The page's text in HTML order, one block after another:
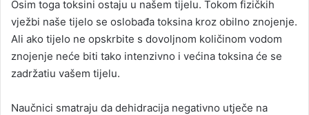
Osim toga toksini ostaju u našem tijelu. Tokom fizičkih
vježbi naše tijelo se oslobađa toksina kroz obilno znojenje.
Ali ako tijelo ne opskrbite s dovoljnom količinom vodom
znojenje neće biti tako intenzivno i većina toksina će se
zadržatiu vašem tijelu.
Naučnici smatraju da dehidracija negativno utječe na